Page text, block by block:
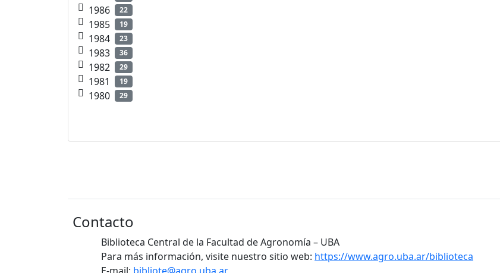
1986 22
1985 19
1984 23
1983 36
1982 29
1981 19
1980 29
Contacto
Biblioteca Central de la Facultad de Agronomía – UBA
Para más información, visite nuestro sitio web: https://www.agro.uba.ar/biblioteca